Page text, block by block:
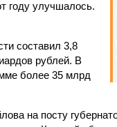
году улучшалось.
составил 3,8
рублей. В
более 35 млрд
на посту